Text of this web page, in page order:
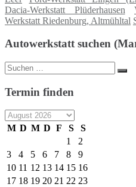
Dacia-Werkstatt Plüderhausen
Werkstatt Riedenburg, Altmühltal
Autowerkstatt suchen
Suche
nach:
Termin finden
M D M D F S
S
1
2
3
4 5 6 7 8
9
10 11 12 13 14 15 16
17 18 19 20 21 22 23